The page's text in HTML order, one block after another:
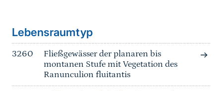
Lebensraumtyp
3260
Fließgewässer der planaren bis
montanen Stufe mit Vegetation des
Ranunculion fluitantis